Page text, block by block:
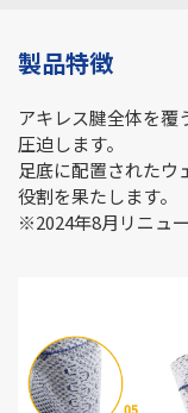
製品特徴
アキレス腱全体を覆
圧迫します。
足底に配置されたウ
役割を果たします。
※2024年8月リニュ